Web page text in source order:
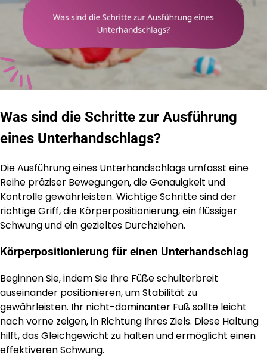
Was sind die Schritte zur Ausführung
eines Unterhandschlags?
Die Ausführung eines Unterhandschlags umfasst eine
Reihe präziser Bewegungen, die Genauigkeit und
Kontrolle gewährleisten. Wichtige Schritte sind der
richtige Griff, die Körperpositionierung, ein flüssiger
Schwung und ein gezieltes Durchziehen.
Körperpositionierung für einen Unterhandschlag
Beginnen Sie, indem Sie Ihre Füße schulterbreit
auseinander positionieren, um Stabilität zu
gewährleisten. Ihr nicht-dominanter Fuß sollte leicht
nach vorne zeigen, in Richtung Ihres Ziels. Diese Haltung
hilft, das Gleichgewicht zu halten und ermöglicht einen
effektiveren Schwung.